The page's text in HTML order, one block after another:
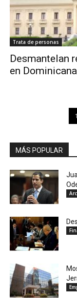
Trata de personas
Desmantelan
en Dominicana
1
MÁS POPULAR